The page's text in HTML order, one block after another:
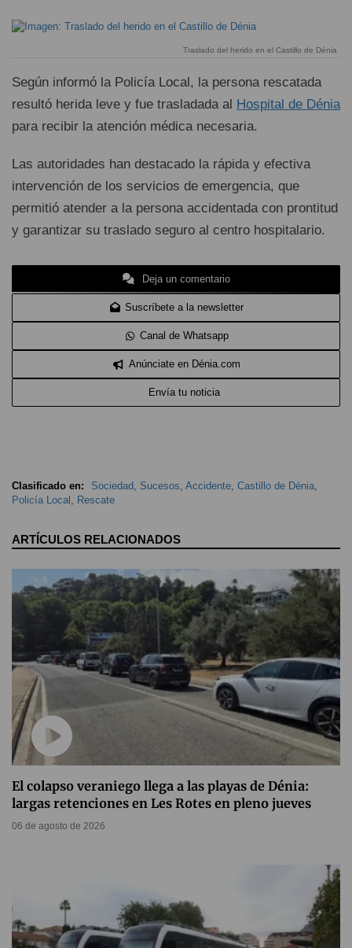
Traslado del herido en el Castillo de Dénia
Según informó la Policía Local, la persona rescatada
resultó herida leve y fue trasladada al Hospital de Dénia
para recibir la atención médica necesaria.
Las autoridades han destacado la rápida y efectiva
intervención de los servicios de emergencia, que
permitió atender a la persona accidentada con prontitud
y garantizar su traslado seguro al centro hospitalario.
Deja un comentario
Suscríbete a la newsletter
Canal de Whatsapp
Anúnciate en Dénia.com
Envía tu noticia
Clasificado en: Sociedad, Sucesos, Accidente, Castillo de Dénia,
Policía Local , Rescate
ARTÍCULOS RELACIONADOS
El colapso veraniego llega a las playas de Dénia:
largas retenciones en Les Rotes en pleno jueves
06 de agosto de 2026